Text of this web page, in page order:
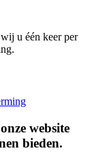
u één keer per
website
bieden.